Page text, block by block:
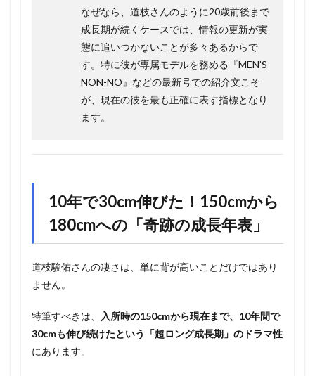
なぜなら、道枝さんのように20歳前後まで
成長期が続くケースでは、情報の更新が実
態に追いつかないことが多々あるからで
す。特に彼が専属モデルを務める『MEN’S
NON-NO』などの最新号での紹介文こそ
が、現在の彼を最も正確に表す指標となり
ます。
10年で30cm伸びた！150cmから
180cmへの「奇跡の成長年表」
道枝駿佑さんの凄さは、単に背が高いことだけではあり
ません。
特筆すべきは、
入所時の150cmから現在まで、10年間で
30cmも伸び続けたという「超ロング成長期」のドラマ性
にあります。